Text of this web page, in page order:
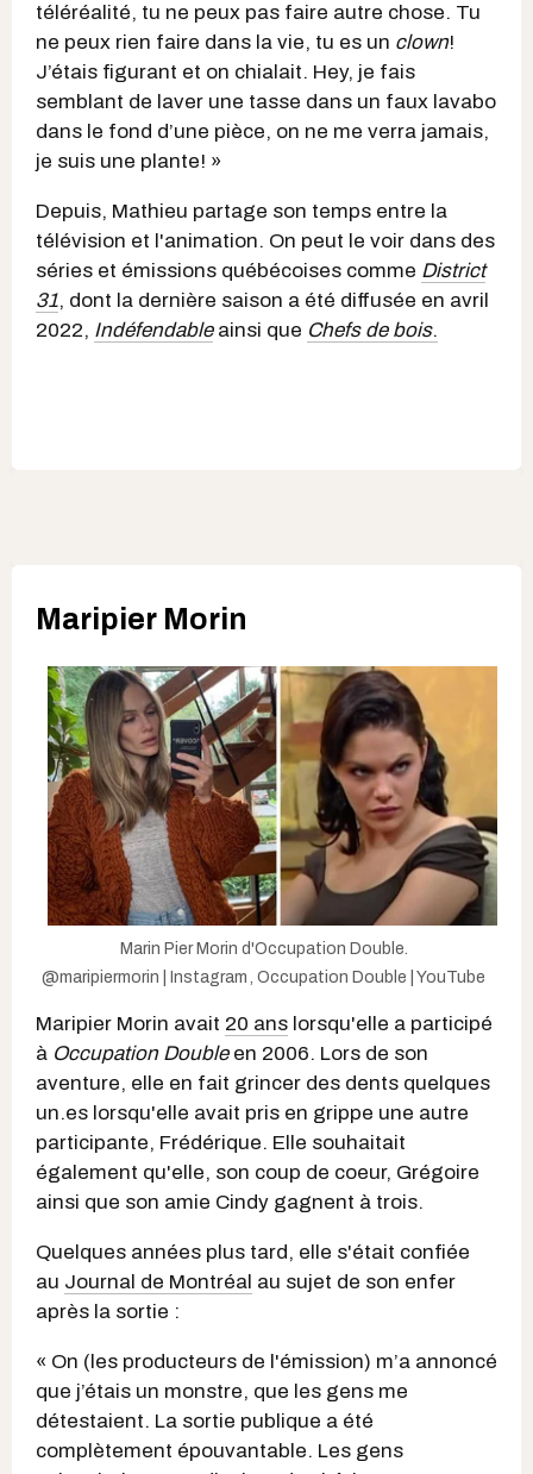
téléréalité, tu ne peux pas faire autre chose. Tu
ne peux rien faire dans la vie, tu es un clown!
J’étais figurant et on chialait. Hey, je fais
semblant de laver une tasse dans un faux lavabo
dans le fond d’une pièce, on ne me verra jamais,
je suis une plante! »
Depuis, Mathieu partage son temps entre la
télévision et l'animation. On peut le voir dans des
séries et émissions québécoises comme District
31, dont la dernière saison a été diffusée en avril
2022, Indéfendableainsi que Chefs de bois.
Maripier Morin
Marin Pier Morin d'Occupation Double.
@maripiermorin | Instagram Occupation Double | YouTube
Maripier Morin avait 20 ans lorsqu'elle a participé
à Occupation Doubleen 2006. Lors de son
aventure, elle en fait grincer des dents quelques
un.es lorsqu'elle avait pris en grippe une autre
participante, Frédérique. Elle souhaitait
également qu'elle, son coup de coeur, Grégoire
ainsi que son amie Cindy gagnent à trois.
Quelques années plus tard, elle s'était confiée
au Journal de Montréal au sujet de son enfer
après la sortie :
« On (les producteurs de l'émission) m’a annoncé
que j’étais un monstre, que les gens me
détestaient. La sortie publique a été
complètement épouvantable. Les gens